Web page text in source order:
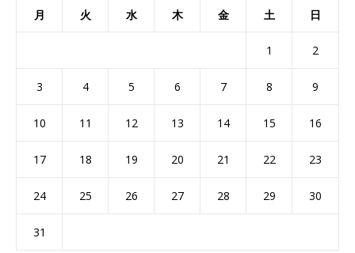
月 火 水 木 金 土 日
1 2
3 4 5 6 7 8 9
10 11 12 13 14 15 16
17 18 19 20 21 22 23
24 25 26 27 28 29 30
31